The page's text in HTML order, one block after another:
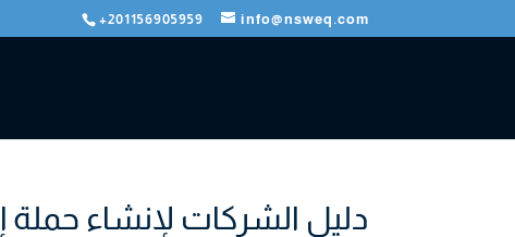
+201156905959 info@nsweq.com
دليل الشركات لإنشاء حملة